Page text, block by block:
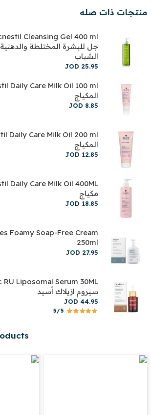
منتجات ذات صله
جل للبشرة المختلطة
الشباب
JOD 25.95
المكياج
JOD 8.85
المكياج
JOD 12.85
مكياج
JOD 18.85
Foamy Soap-Free Cream
250ml
JOD 27.95
RU Liposomal Serum 30ML
سيروم ازيلاك أسيد
JOD 44.95
5/5